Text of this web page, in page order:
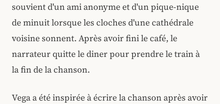
souvient d'un ami anonyme et d'un pique-nique
de minuit lorsque les cloches d'une cathédrale
voisine sonnent. Après avoir fini le café, le
narrateur quitte le diner pour prendre le train à
la fin de la chanson.
Vega a été inspirée à écrire la chanson après avoir